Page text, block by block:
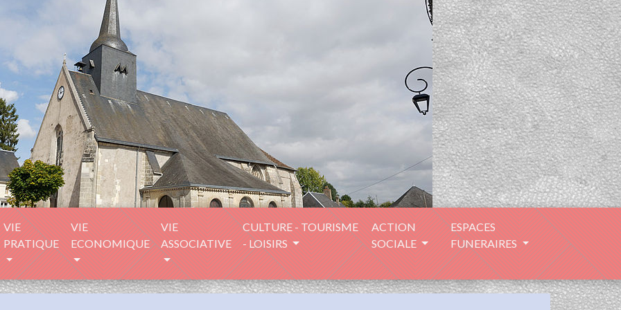
VIE
PRATIQUE
VIE
ECONOMIQUE
VIE
ASSOCIATIVE
CULTURE - TOURISME
- LOISIRS
ACTION
SOCIALE
ESPACES
FUNERAIRES